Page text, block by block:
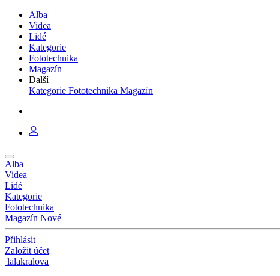
Alba
Videa
Lidé
Kategorie
Fototechnika
Magazín
Další
Kategorie Fototechnika Magazín
Alba
Videa
Lidé
Kategorie
Fototechnika
Magazín Nové
Přihlásit
Založit účet
lalakralova